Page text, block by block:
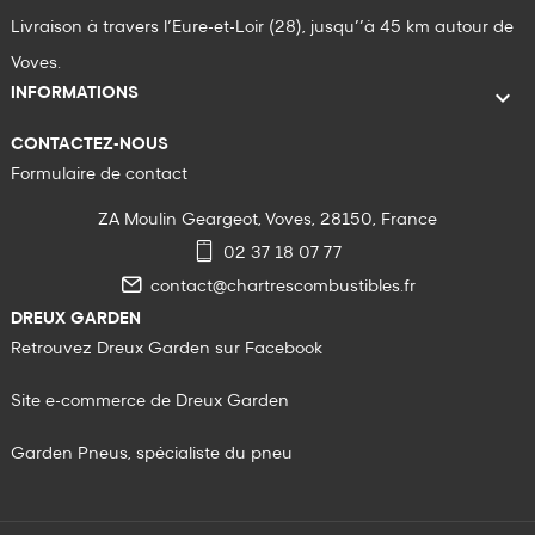
Livraison à travers l’Eure-et-Loir (28), jusqu’’à 45 km autour de
Voves.
INFORMATIONS

CONTACTEZ-NOUS
Formulaire de contact
ZA Moulin Geargeot, Voves, 28150, France
02 37 18 07 77
contact@chartrescombustibles.fr
DREUX GARDEN
Retrouvez Dreux Garden sur Facebook
Site e-commerce de Dreux Garden
Garden Pneus, spécialiste du pneu